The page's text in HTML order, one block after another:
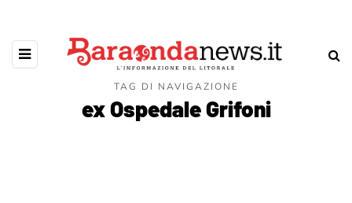
TAG DI NAVIGAZIONE
ex Ospedale Grifoni